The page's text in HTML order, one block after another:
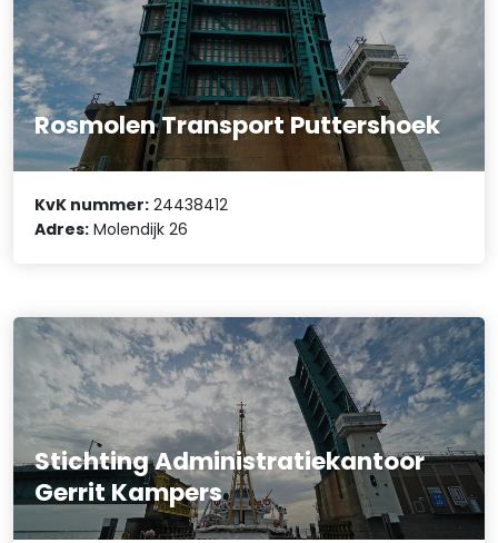
Rosmolen Transport Puttershoek
KvK nummer: 24438412
Adres: Molendijk 26
Stichting Administratiekantoor
Gerrit Kampers